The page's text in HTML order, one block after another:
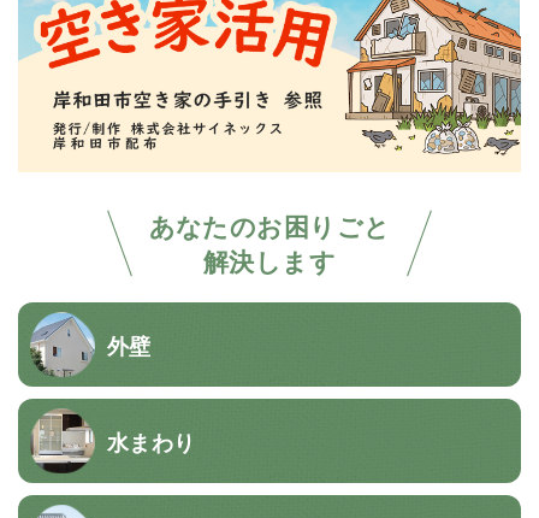
あなたのお困りごと
解決します
外壁
水まわり